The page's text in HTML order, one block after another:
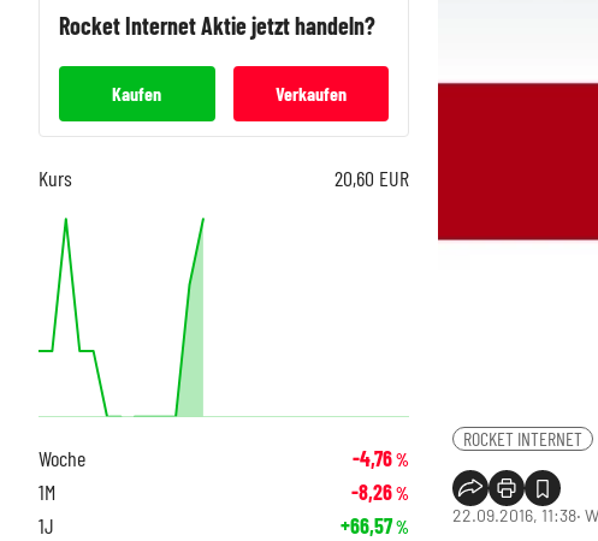
ROCKET INTERNET
22.09.2016, 11:38‧
Rocket InternetAktie jetzt handeln?
Kaufen Verkaufen
Kurs 20,60 EUR
Woche -4,76%
1M -8,26%
1J +66,57%